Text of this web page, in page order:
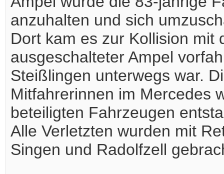
anzuhalten und sich
Dort kam es zur Kollision mit
ausgeschalteter Ampel
Steißlingen unterwegs war.
Mitfahrerinnen im Mercedes
beteiligten Fahrzeugen
Alle Verletzten wurden mit
Singen und Radolfzell